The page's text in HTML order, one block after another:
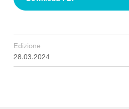
Edizione
28.03.2024